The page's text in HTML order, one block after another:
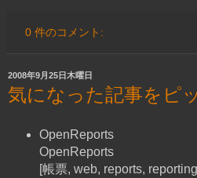
0 件のコメント:
2008年9月25日木曜日
気になった記事をピ
OpenReports
OpenReports
[帳票, web, reports,